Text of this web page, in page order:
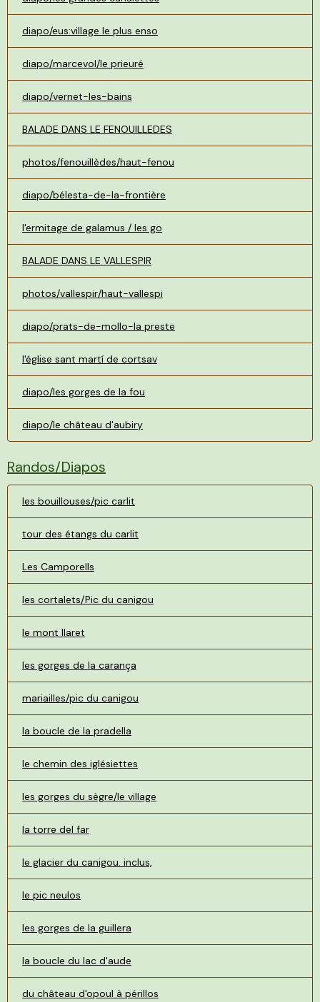
diapo/eus:village le plus enso
diapo/marcevol/le prieuré
diapo/vernet-les-bains
BALADE DANS LE FENOUILLEDES
photos/fenouillèdes/haut-fenou
diapo/bélesta-de-la-frontière
l'ermitage de galamus / les go
BALADE DANS LE VALLESPIR
photos/vallespir/haut-vallespi
diapo/prats-de-mollo-la preste
l'église sant martí de cortsav
diapo/les gorges de la fou
diapo/le château d'aubiry
Randos/Diapos
les bouillouses/pic carlit
tour des étangs du carlit
Les Camporells
les cortalets/Pic du canigou
le mont llaret
les gorges de la carança
mariailles/pic du canigou
la boucle de la pradella
le chemin des iglésiettes
les gorges du sègre/le village
la torre del far
le glacier du canigou. inclus,
le pic neulos
les gorges de la guillera
la boucle du lac d'aude
du château d'opoul à périllos